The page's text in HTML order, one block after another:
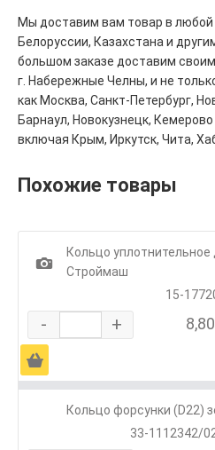
Мы доставим вам товар в любой
Белоруссии, Казахстана и
большом заказе доставим
г. Набережные Челны, и не
как Москва, Санкт-Петербург,
Барнаул, Новокузнецк,
включая Крым, Иркутск, Чита,
Похожие товары
1
Кольцо
Строймаш
15-
- +
Ä
Кольцо форсунки (D22)
33-1112342/